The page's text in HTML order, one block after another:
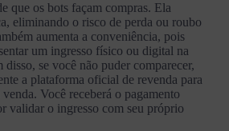
que os bots façam compras. Ela
eliminando o risco de perda ou roubo
aumenta a conveniência, pois
um ingresso físico ou digital na
se você não puder comparecer,
a plataforma oficial de revenda para
Você receberá o pagamento
validar o ingresso com seu próprio